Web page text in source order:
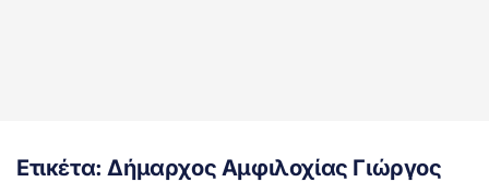
Ετικέτα:Δήμαρχος Αμφιλοχίας Γιώργος